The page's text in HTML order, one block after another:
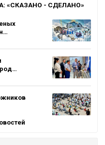
«СКАЗАНО - СДЕЛАНО»